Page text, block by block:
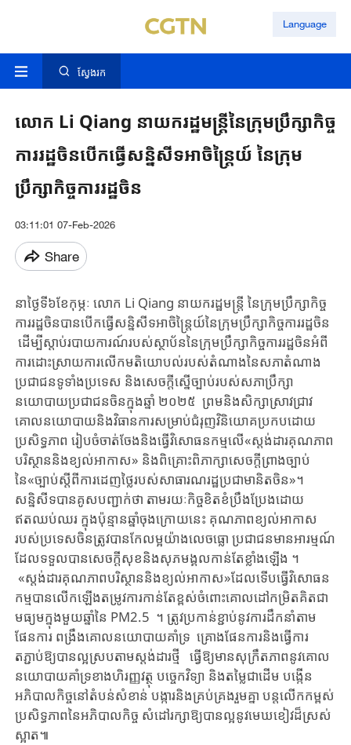
Language
ស្វែងរក
លោក ​Li Qiang នាយក​រដ្ឋមន្រ្តីនៃ​ក្រុម​ប្រឹក្សាកិច្ច
ការរដ្ឋចិនបើកធ្វើសន្និសីទអាចិន្ត្រៃយ៍ នៃ​ក្រុម​
ប្រឹក្សា​កិច្ច​ការរដ្ឋចិន​
03:11:01 07-Feb-2026
Share
នាថ្ងៃទី​៦ខែកុម្ភៈ លោក ​Li Qiang នាយក​រដ្ឋមន្រ្តី ​នៃ​ក្រុម​ប្រឹក្សាកិច្ច
ការរដ្ឋចិនបាន​បើកធ្វើសន្និសីទអាចិន្ត្រៃយ៍នៃ​ក្រុម​ប្រឹក្សា​កិច្ច​ការរដ្ឋចិន​
ដើម្បីស្តាប់របាយការណ៍របស់ស្ថាប័ននៃក្រុមប្រឹក្សាកិច្ចការរដ្ឋចិនអំពី
ការដោះស្រាយការលើកមតិយោបល់​របស់​តំណាងនៃសភា​តំណាង
ប្រជាជនទូទាំងប្រទេស និងសេចក្តីស្នើច្បាប់របស់​សភាប្រឹក្សា
នយោបាយប្រជាជនចិន​ក្នុងឆ្នាំ​ ២០២៥ ព្រមនិងសិក្សា​​ស្រាវ​ជ្រាវ​
គោល​នយោបាយ​និង​វិធានការសម្រាប់ជំរុញ​វិនិយោគ​ប្រកប​ដោយ​
ប្រសិទ្ធភាព​ រៀបចំចាត់ចែងនិងធ្វើវិសោធនកម្មលើ«ស្តង់ដារគុណភាព
បរិស្ថាននិង​ខ្យល់អាកាស»​ និងពិគ្រោះ​ពិភាក្សាសេចក្តីព្រាងច្បាប់
នៃ«ច្បាប់​ស្តីពី​ការ​ដេញ​ថ្លៃ​របស់​សាធារណរដ្ឋ​ប្រជាមានិតចិន​»។
សន្និសីទ​បាន​គូសបញ្ជាក់ថា​ តាម​រយៈកិច្ច​ខិត​ខំប្រឹង​ប្រែងដោយ​
ឥតឈប់​ឈរ​ ក្នុងប៉ុន្មាន​ឆ្នាំ​ចុង​ក្រោយ​នេះ​ គុណភាព​ខ្យល់​អាកាស
របស់​ប្រទេស​ចិនត្រូវបានកែ​លម្អ​យ៉ាង​លេច​ធ្លោ​ ​ប្រជាជនមានអារម្មណ៍
ដែលទទួលបានសេចក្តី​សុខ​និង​សុភមង្គលកាន់តែខ្លាំងឡើង ។
«ស្តង់ដារគុណភាពបរិស្ថាននិង​ខ្យល់អាកាស»​ដែល​ទើបធ្វើវិសោធន
កម្ម​បាន​លើក​ឡើង​តម្រូវការ​កាន់តែ​ខ្ពស់​ចំពោះ​គោល​ដៅ​កម្រិតគិត​ជា​
មធ្យម​​ក្នុង​មួយ​ឆ្នាំនៃ​ PM2.5 ។ ត្រូវ​ប្រកាន់​ខ្ជាប់​នូវការ​ដឹកនាំ​តាម​
ផែនការ​ ពង្រឹង​គោល​នយោបាយ​គាំទ្រ​ គ្រោង​ផែនការ​និងធ្វើការ​
តភ្ជាប់​ឱ្យ​បាន​ល្អស្របតាមស្តង់ដារថ្មី​ ធ្វើ​ឱ្យ​មាន​សុក្រឹតភាពនូវ​គោល​
នយោបាយ​គាំទ្រខាង​ហិរញ្ញវត្ថុ​ បច្ចេកវិទ្យា​ និង​តម្លៃ​​​ជាដើម​ បង្កើន​
អភិបាលកិច្ច​នៅ​តំបន់​សំខាន់​ បង្ការ​និង​គ្រប់​គ្រង​រួម​គ្នា​ បន្ត​លើក​កម្ពស់​
ប្រសិទ្ធភាពនៃ​អភិបាល​កិច្ច​ សំដៅរក្សា​ឱ្យ​បាន​ល្អ​នូវ​មេឃ​ខៀវ​ដ៏ស្រស់​
ស្អាត​៕